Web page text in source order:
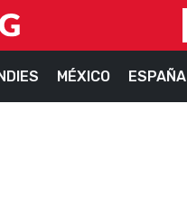
MÉXICO ESPAÑA